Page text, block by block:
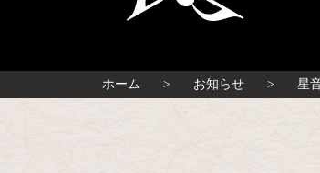
ホーム お知らせ 星